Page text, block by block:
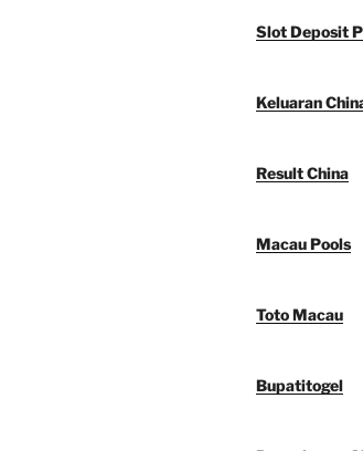
Slot Deposit
Keluaran
Result China
Macau Pools
Toto Macau
Bupatitogel